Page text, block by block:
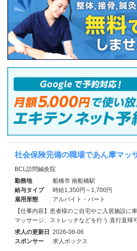
社会保険完備の職場であん摩マッ
BCL訪問鍼灸院
勤務地
船橋市 南船橋駅
給与タイプ
時給1,350円～1,700円
雇用形態
アルバイト・パート
【仕事内容】患者様のご自宅やご入居施設に
マッサージ、ストレッチなどを行う 直行直帰
求人の更新日 2026-08-06
スポンサー
求人ボックス